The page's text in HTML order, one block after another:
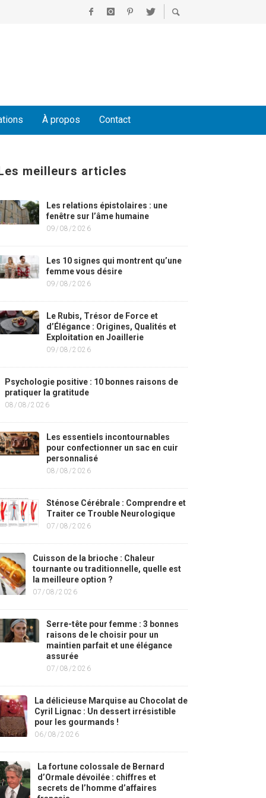
À propos Contact
meilleurs articles
Les relations épistolaires : une
fenêtre sur l’âme humaine
09/08/2026
Les 10 signes qui montrent qu’une
femme vous désire
09/08/2026
Le Rubis, Trésor de Force et
d’Élégance : Origines, Qualités et
Exploitation en Joaillerie
09/08/2026
Psychologie positive : 10 bonnes raisons de
pratiquer la gratitude
08/08/2026
Les essentiels incontournables
pour confectionner un sac en cuir
personnalisé
08/08/2026
Sténose Cérébrale : Comprendre et
Traiter ce Trouble Neurologique
07/08/2026
Cuisson de la brioche : Chaleur
tournante ou traditionnelle, quelle est
la meilleure option ?
07/08/2026
Serre-tête pour femme : 3 bonnes
raisons de le choisir pour un
maintien parfait et une élégance
assurée
07/08/2026
La délicieuse Marquise au Chocolat de
Cyril Lignac : Un dessert irrésistible
pour les gourmands !
06/08/2026
La fortune colossale de Bernard
d’Ormale dévoilée : chiffres et
secrets de l’homme d’affaires